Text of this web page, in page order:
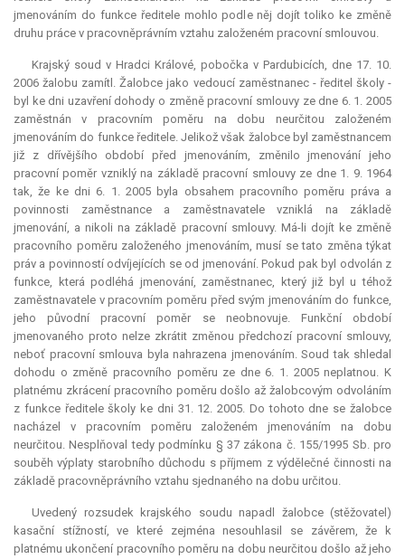
jmenováním do funkce ředitele mohlo podle něj dojít toliko ke změně
druhu práce v pracovněprávním vztahu založeném pracovní smlouvou.
Krajský soud v Hradci Králové, pobočka v Pardubicích, dne 17. 10.
2006 žalobu zamítl. Žalobce jako vedoucí zaměstnanec - ředitel školy -
byl ke dni uzavření dohody o změně pracovní smlouvy ze dne 6. 1. 2005
zaměstnán v pracovním poměru na dobu neurčitou založeném
jmenováním do funkce ředitele. Jelikož však žalobce byl zaměstnancem
již z dřívějšího období před jmenováním, změnilo jmenování jeho
pracovní poměr vzniklý na základě pracovní smlouvy ze dne 1. 9. 1964
tak, že ke dni 6. 1. 2005 byla obsahem pracovního poměru práva a
povinnosti zaměstnance a zaměstnavatele vzniklá na základě
jmenování, a nikoli na základě pracovní smlouvy. Má-li dojít ke změně
pracovního poměru založeného jmenováním, musí se tato změna týkat
práv a povinností odvíjejících se od jmenování. Pokud pak byl odvolán z
funkce, která podléhá jmenování, zaměstnanec, který již byl u téhož
zaměstnavatele v pracovním poměru před svým jmenováním do funkce,
jeho původní pracovní poměr se neobnovuje. Funkční období
jmenovaného proto nelze zkrátit změnou předchozí pracovní smlouvy,
neboť pracovní smlouva byla nahrazena jmenováním. Soud tak shledal
dohodu o změně pracovního poměru ze dne 6. 1. 2005 neplatnou. K
platnému zkrácení pracovního poměru došlo až žalobcovým odvoláním
z funkce ředitele školy ke dni 31. 12. 2005. Do tohoto dne se žalobce
nacházel v pracovním poměru založeném jmenováním na dobu
neurčitou. Nesplňoval tedy podmínku § 37 zákona č. 155/1995 Sb. pro
souběh výplaty starobního důchodu s příjmem z výdělečné činnosti na
základě pracovněprávního vztahu sjednaného na dobu určitou.
Uvedený rozsudek krajského soudu napadl žalobce (stěžovatel)
kasační stížností, ve které zejména nesouhlasil se závěrem, že k
platnému ukončení pracovního poměru na dobu neurčitou došlo až jeho